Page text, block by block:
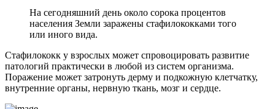
На сегодняшний день около сорока процентов
населения Земли заражены стафилококками того
или иного вида.
Стафилококк у взрослых может спровоцировать развитие
патологий практически в любой из систем организма.
Поражение может затронуть дерму и подкожную клетчатку,
внутренние органы, нервную ткань, мозг и сердце.